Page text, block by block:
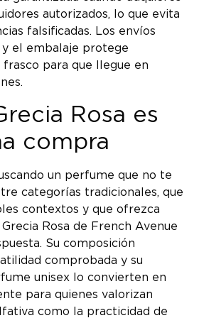
autorizados, lo que evita
falsificadas. Los envíos
el embalaje protege
para que llegue en
Rosa es
compra
un perfume que no te
categorías tradicionales, que
contextos y que ofrezca
Rosa de French Avenue
Su composición
comprobada y su
unisex lo convierten en
para quienes valorizan
como la practicidad de